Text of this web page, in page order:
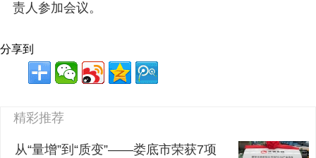
责人参加会议。
分享到
精彩推荐
从“量增”到“质变”——娄底市荣获7项